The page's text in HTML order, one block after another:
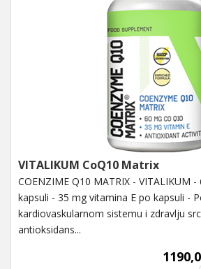
VITALIKUM CoQ10 Matrix
COENZIME Q10 MATRIX - VITALIKUM
kapsuli - 35 mg vitamina E po kapsuli -
kardiovaskularnom sistemu i zdravlju
antioksidans...